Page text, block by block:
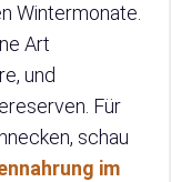
Wintermonate.
Art
und
Für
schau
im